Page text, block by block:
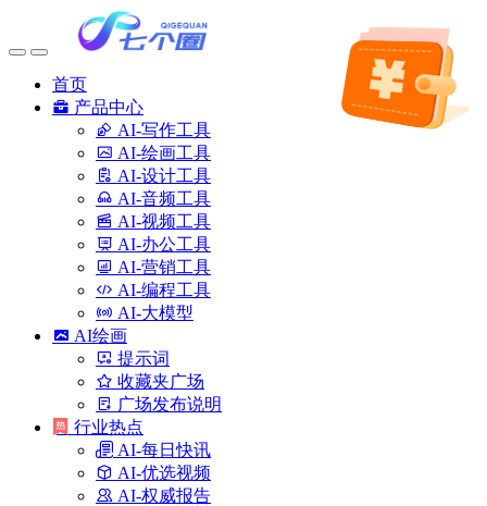
首页
产品中心
AI-写作工具
AI-绘画工具
AI-设计工具
AI-音频工具
AI-视频工具
AI-办公工具
AI-营销工具
AI-编程工具
AI-大模型
AI绘画
提示词
收藏夹广场
广场发布说明
行业热点
AI-每日快讯
AI-优选视频
AI-权威报告